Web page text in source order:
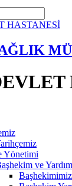
Yönetimi
ve
Başhekimimiz